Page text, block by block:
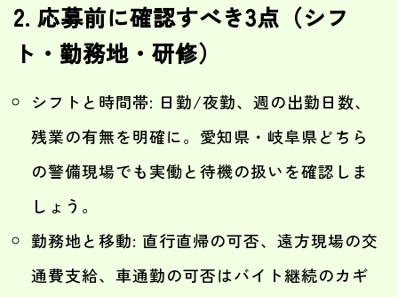
2. 応募前に確認すべき3点（シフ
ト・勤務地・研修）
シフトと時間帯: 日勤/夜勤、週の出勤日数、
残業の有無を明確に。愛知県・岐阜県どちら
の警備現場でも実働と待機の扱いを確認しま
しょう。
勤務地と移動: 直行直帰の可否、遠方現場の交
通費支給、車通勤の可否はバイト継続のカギ